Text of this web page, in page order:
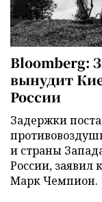
Bloomberg:
вынудит
России
Задержки
и страны
России, заявил
Марк Чемпион.